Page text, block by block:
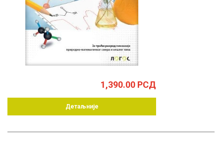
1,390.00 РСД
Детаљније